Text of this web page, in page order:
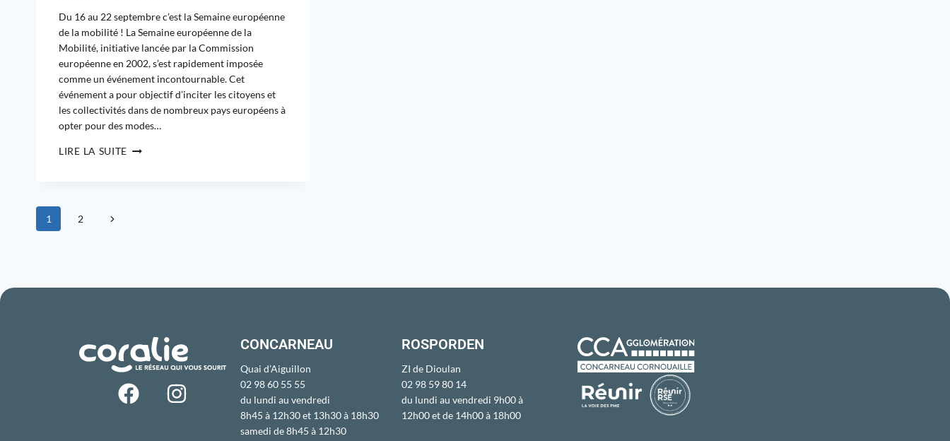
Du 16 au 22 septembre c’est la Semaine européenne
de la mobilité ! La Semaine européenne de la
Mobilité, initiative lancée par la Commission
européenne en 2002, s’est rapidement imposée
comme un événement incontournable. Cet
événement a pour objectif d’inciter les citoyens et
les collectivités dans de nombreux pays européens à
opter pour des modes…
LIRE LA SUITE
1 2
CONCARNEAU
Quai d’Aiguillon
02 98 60 55 55
du lundi au vendredi
8h45 à 12h30 et 13h30 à 18h30
samedi de 8h45 à 12h30
ROSPORDEN
ZI de Dioulan
02 98 59 80 14
du lundi au vendredi 9h00 à
12h00 et de 14h00 à 18h00